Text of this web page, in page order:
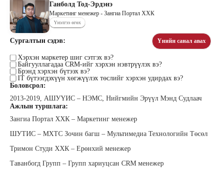
Ганболд Тод-Эрдэнэ
Маркетинг менежер - Зангиа Портал ХХК
Үнэлгээ өгөх
Сургалтын сэдэв: Үнийн санал авах
Хэрхэн маркетер шиг сэтгэх вэ?
Байгууллагадаа CRM-ийг хэрхэн нэвтрүүлэх вэ?
Брэнд хэрхэн бүтээх вэ?
IT бүтээгдэхүүн хөгжүүлэх төслийг хэрхэн удирдах вэ?
Боловсрол:
2013-2019, АШУҮИС – НЭМС, Нийгмийн Эрүүл Мэнд Судлаач
Ажлын туршлага:
Зангиа Портал ХХК – Маркетинг менежер
ШУТИС – МХТС Зочин багш – Мультимедиа Технологийн Төсөл
Тримон Студи ХХК – Ерөнхий менежер
Таванбогд Групп – Групп хариуцсан CRM менежер
Тогтох Дэнсмаа
Дэмас Ред Камел ХХК Үүсгэн
Жавзандулам Гантулга
Сэтгэцийн эрүүл мэндийн үндэсний
Жаргалсайхан Ням-Эрдэнэ
захирал
Жадамбаасүрэн Батчимэг
Захирал